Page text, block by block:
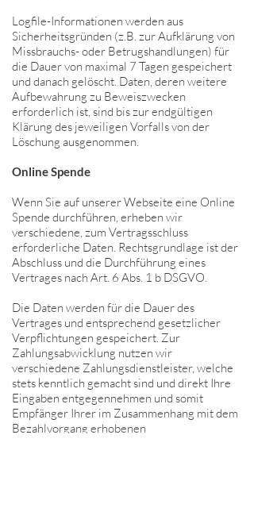
Logfile-Informationen werden aus
Sicherheitsgründen (z.B. zur Aufklärung von
Missbrauchs- oder Betrugshandlungen) für
die Dauer von maximal 7 Tagen gespeichert
und danach gelöscht. Daten, deren weitere
Aufbewahrung zu Beweiszwecken
erforderlich ist, sind bis zur endgültigen
Klärung des jeweiligen Vorfalls von der
Löschung ausgenommen.
Online Spende
Wenn Sie auf unserer Webseite eine Online
Spende durchführen, erheben wir
verschiedene, zum Vertragsschluss
erforderliche Daten. Rechtsgrundlage ist der
Abschluss und die Durchführung eines
Vertrages nach Art. 6 Abs. 1 b DSGVO.
Die Daten werden für die Dauer des
Vertrages und entsprechend gesetzlicher
Verpflichtungen gespeichert. Zur
Zahlungsabwicklung nutzen wir
verschiedene Zahlungsdienstleister, welche
stets kenntlich gemacht sind und direkt Ihre
Eingaben entgegennehmen und somit
Empfänger Ihrer im Zusammenhang mit dem
Bezahlvorgang erhobenen